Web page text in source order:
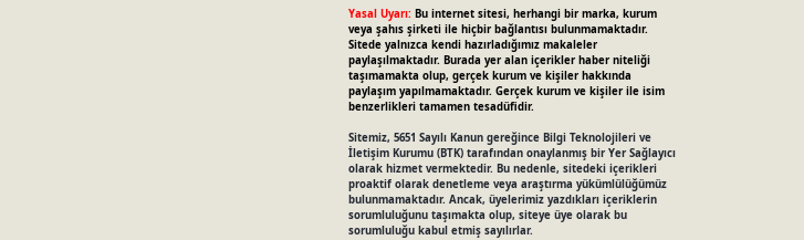
Yasal Uyarı: Bu internet sitesi, herhangi bir marka, kurum
veya şahıs şirketi ile hiçbir bağlantısı bulunmamaktadır.
Sitede yalnızca kendi hazırladığımız makaleler
paylaşılmaktadır. Burada yer alan içerikler haber niteliği
taşımamakta olup, gerçek kurum ve kişiler hakkında
paylaşım yapılmamaktadır. Gerçek kurum ve kişiler ile isim
benzerlikleri tamamen tesadüfidir.
Sitemiz, 5651 Sayılı Kanun gereğince Bilgi Teknolojileri ve
İletişim Kurumu (BTK) tarafından onaylanmış bir Yer Sağlayıcı
olarak hizmet vermektedir. Bu nedenle, sitedeki içerikleri
proaktif olarak denetleme veya araştırma yükümlülüğümüz
bulunmamaktadır. Ancak, üyelerimiz yazdıkları içeriklerin
sorumluluğunu taşımakta olup, siteye üye olarak bu
sorumluluğu kabul etmiş sayılırlar.